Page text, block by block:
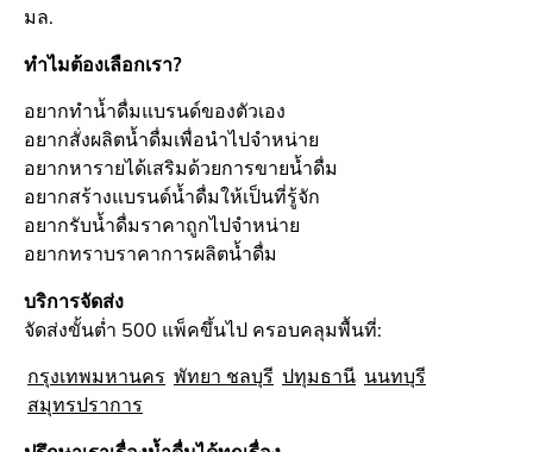
มล.
ทำไมต้องเลือกเรา?
อยากทำน้ำดื่มแบรนด์ของตัวเอง
อยากสั่งผลิตน้ำดื่มเพื่อนำไปจำหน่าย
อยากหารายได้เสริมด้วยการขายน้ำดื่ม
อยากสร้างแบรนด์น้ำดื่มให้เป็นที่รู้จัก
อยากรับน้ำดื่มราคาถูกไปจำหน่าย
อยากทราบราคาการผลิตน้ำดื่ม
บริการจัดส่ง
จัดส่งขั้นต่ำ 500 แพ็คขึ้นไป ครอบคลุมพื้นที่:
กรุงเทพมหานคร พัทยา ชลบุรี ปทุมธานี นนทบุรี
สมุทรปราการ